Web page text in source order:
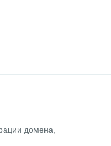
домена,